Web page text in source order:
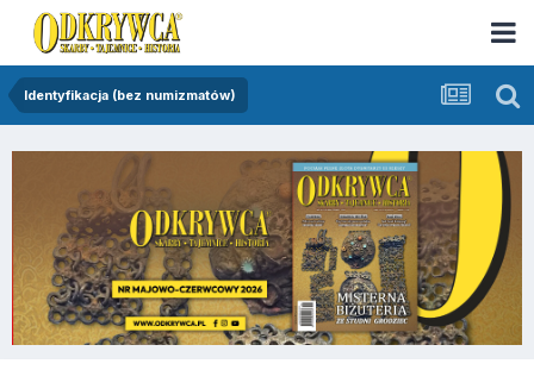
Identyfikacja (bez numizmatów)